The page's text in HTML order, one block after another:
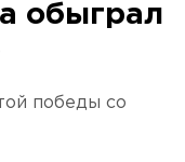
обыграл
победы со